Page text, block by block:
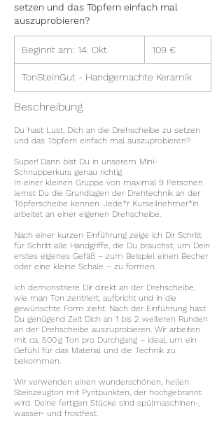
setzen und das Töpfern einfach mal
auszuprobieren?
Beginnt am: 14. Okt.
e
g
i
a
:
1
4
.
k
t
.
Euro
109 €
TonSteinGut - Handgemachte Keramik
Beschreibung
Du hast Lust, Dich an die Drehscheibe zu setzen
und das Töpfern einfach mal auszuprobieren?
Super! Dann bist Du in unserem Mini-
Schnupperkurs genau richtig.
In einer kleinen Gruppe von maximal 9 Personen
lernst Du die Grundlagen der Drehtechnik an der
Töpferscheibe kennen. Jede*r Kurseilnehmer*in
arbeitet an einer eigenen Drehscheibe.
Nach einer kurzen Einführung zeige ich Dir Schritt
für Schritt alle Handgriffe, die Du brauchst, um Dein
erstes eigenes Gefäß – zum Beispiel einen Becher
oder eine kleine Schale – zu formen.
Ich demonstriere Dir direkt an der Drehscheibe,
wie man Ton zentriert, aufbricht und in die
gewünschte Form zieht. Nach der Einführung hast
Du genügend Zeit Dich an 1 bis 2 weiteren Runden
an der Drehscheibe auszuprobieren. Wir arbeiten
mit ca. 500 g Ton pro Durchgang – ideal, um ein
Gefühl für das Material und die Technik zu
bekommen.
Wir verwenden einen wunderschönen, hellen
Steinzeugton mit Pyritpunkten, der hochgebrannt
wird. Deine fertigen Stücke sind spülmaschinen-,
wasser- und frostfest.